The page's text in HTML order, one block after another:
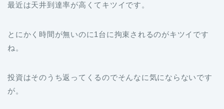
最近は天井到達率が高くてキツイです。
とにかく時間が無いのに1台に拘束されるのがキツイです
ね。
投資はそのうち返ってくるのでそんなに気にならないです
が。